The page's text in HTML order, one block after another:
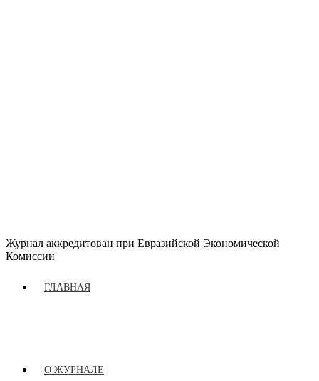
Журнал аккредитован при Евразийской Экономической
Комиссии
ГЛАВНАЯ
О ЖУРНАЛЕ